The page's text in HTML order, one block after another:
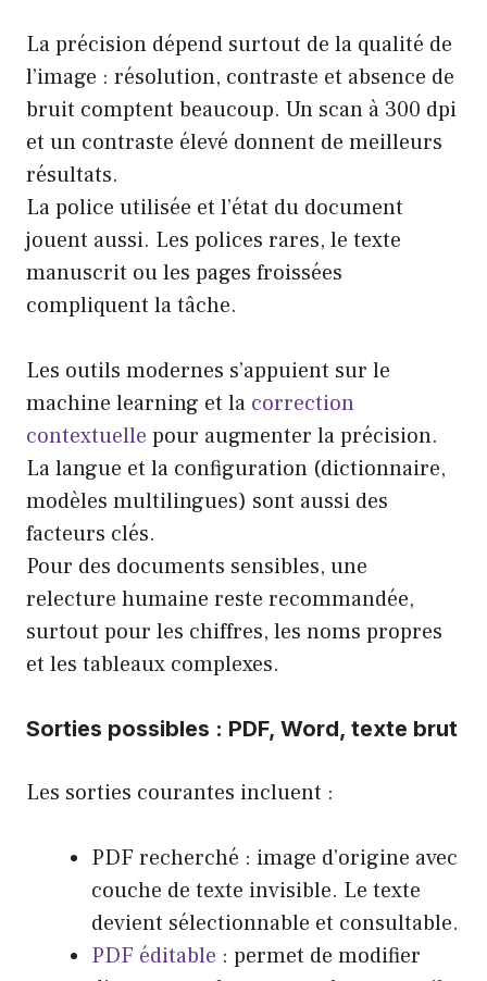
La précision dépend surtout de la qualité de
l’image : résolution, contraste et absence de
bruit comptent beaucoup. Un scan à 300 dpi
et un contraste élevé donnent de meilleurs
résultats.
La police utilisée et l’état du document
jouent aussi. Les polices rares, le texte
manuscrit ou les pages froissées
compliquent la tâche.
Les outils modernes s’appuient sur le
machine learning et la correction
contextuelle pour augmenter la précision.
La langue et la configuration (dictionnaire,
modèles multilingues) sont aussi des
facteurs clés.
Pour des documents sensibles, une
relecture humaine reste recommandée,
surtout pour les chiffres, les noms propres
et les tableaux complexes.
Sorties possibles : PDF, Word, texte brut
Les sorties courantes incluent :
PDF recherché : image d’origine avec
couche de texte invisible. Le texte
devient sélectionnable et consultable.
PDF éditable : permet de modifier